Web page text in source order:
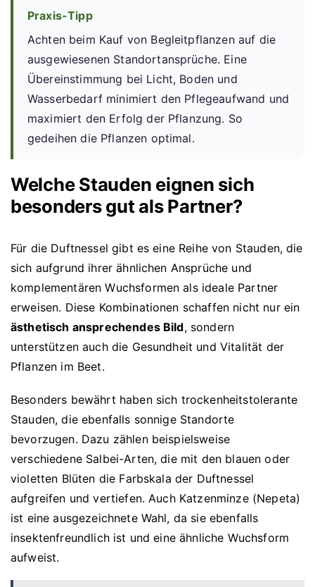
Praxis-Tipp
Achten beim Kauf von Begleitpflanzen auf die
ausgewiesenen Standortansprüche. Eine
Übereinstimmung bei Licht, Boden und
Wasserbedarf minimiert den Pflegeaufwand und
maximiert den Erfolg der Pflanzung. So
gedeihen die Pflanzen optimal.
Welche Stauden eignen sich
besonders gut als Partner?
Für die Duftnessel gibt es eine Reihe von Stauden, die
sich aufgrund ihrer ähnlichen Ansprüche und
komplementären Wuchsformen als ideale Partner
erweisen. Diese Kombinationen schaffen nicht nur ein
ästhetisch ansprechendes Bild, sondern
unterstützen auch die Gesundheit und Vitalität der
Pflanzen im Beet.
Besonders bewährt haben sich trockenheitstolerante
Stauden, die ebenfalls sonnige Standorte
bevorzugen. Dazu zählen beispielsweise
verschiedene Salbei-Arten, die mit den blauen oder
violetten Blüten die Farbskala der Duftnessel
aufgreifen und vertiefen. Auch Katzenminze (Nepeta)
ist eine ausgezeichnete Wahl, da sie ebenfalls
insektenfreundlich ist und eine ähnliche Wuchsform
aufweist.